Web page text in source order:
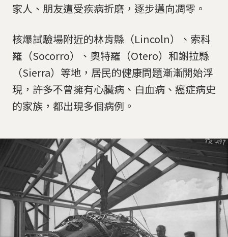
家人、朋友遭受疾病折磨，逐步邁向凋零。
核爆試驗場附近的林肯縣（Lincoln）、索科
羅（Socorro）、奧特羅（Otero）和謝拉縣
（Sierra）等地，居民的健康問題漸漸開始浮
現，許多不曾擁有心臟病、白血病、癌症病史
的家族，都出現多個病例。